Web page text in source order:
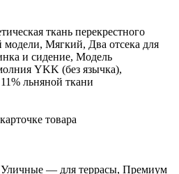
ткань перекрестного
Мягкий, Два отсека для
и сидение, Модель
YKK (без язычка),
льняной ткани
товара
— для террасы, Премиум